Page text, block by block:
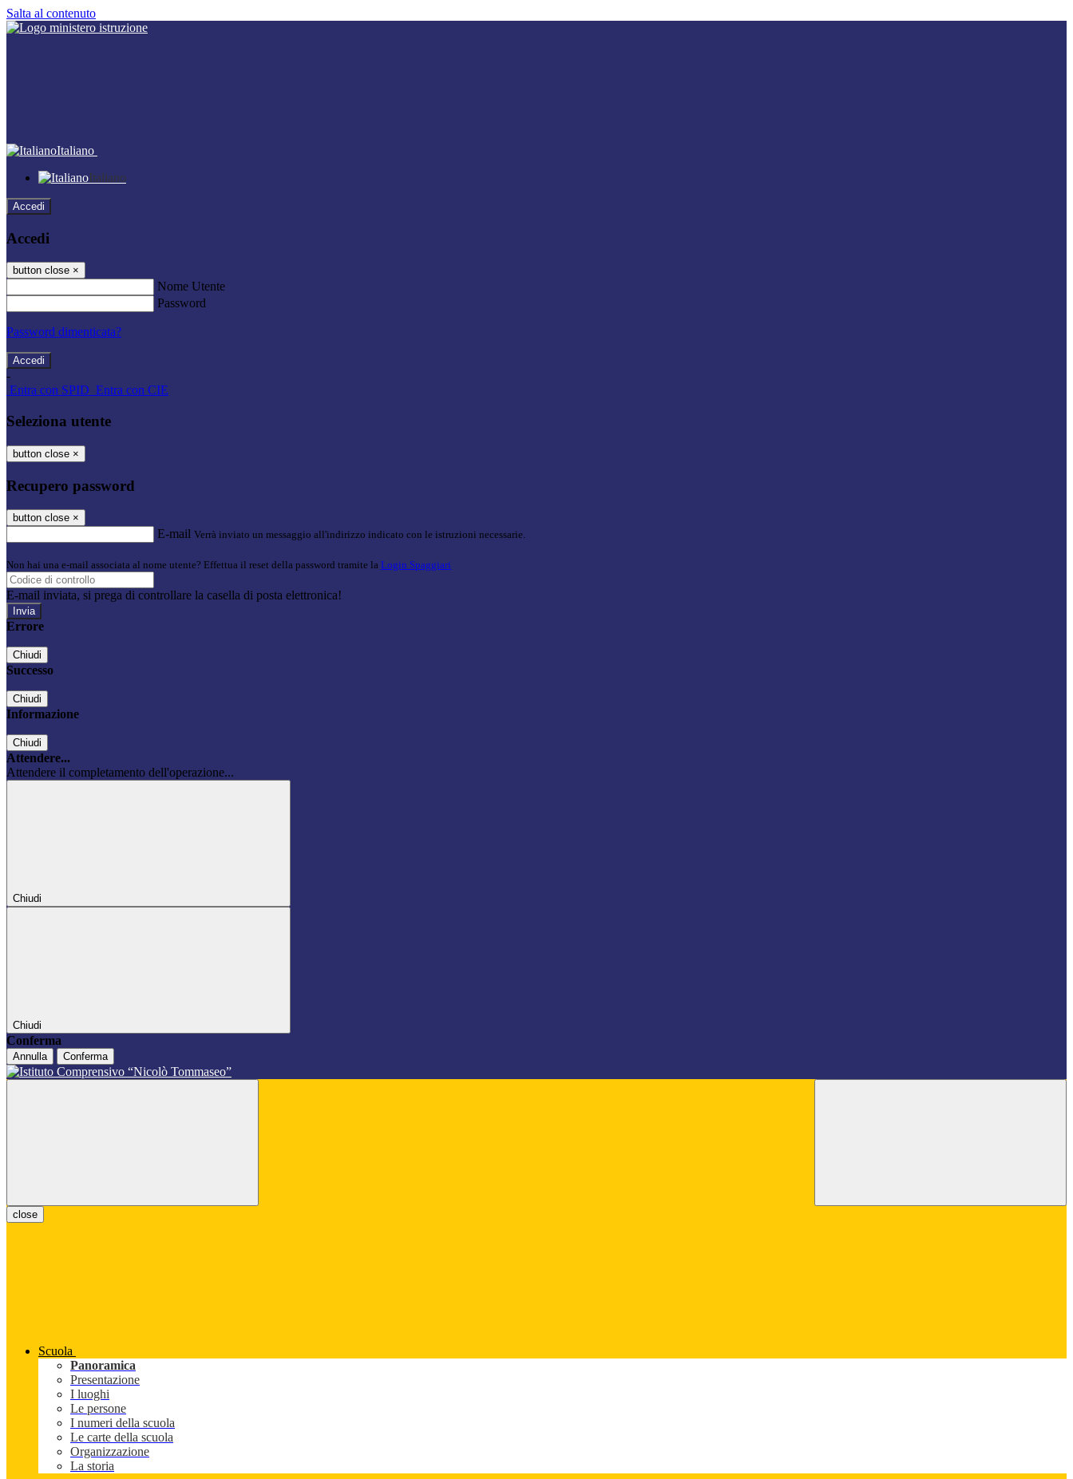
Salta al contenuto
Italiano
Italiano
Accedi
Accedi
button close ×
Nome Utente
Password
Password dimenticata?
-
Entra con SPID Entra con CIE
Seleziona utente
button close ×
Recupero password
button close ×
E-mail Verrà inviato un messaggio all'indirizzo indicato con le istruzioni necessarie.
Non hai una e-mail associata al nome utente? Effettua il reset della password tramite la Login Spaggiari
E-mail inviata, si prega di controllare la casella di posta elettronica!
Errore
Chiudi
Successo
Chiudi
Informazione
Chiudi
Attendere...
Attendere il completamento dell'operazione...
Chiudi
Chiudi
Conferma
Annulla Conferma
close
Scuola
Panoramica
Presentazione
I luoghi
Le persone
I numeri della scuola
Le carte della scuola
Organizzazione
La storia